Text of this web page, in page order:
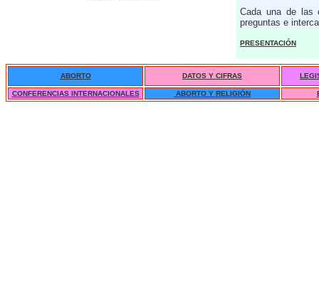
Cada una de las
preguntas e
PRESENTACIÓN
ABORTO DATOS Y CIFRAS
CONFERENCIAS INTERNACIONALES ABORTO Y RELIGIÓN